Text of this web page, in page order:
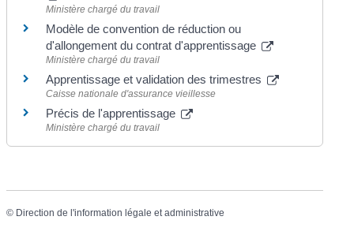
Ministère chargé du travail
Modèle de convention de réduction ou
d'allongement du contrat d'apprentissage
Ministère chargé du travail
Apprentissage et validation des trimestres
Caisse nationale d'assurance vieillesse
Précis de l'apprentissage
Ministère chargé du travail
© Direction de l'information légale et administrative